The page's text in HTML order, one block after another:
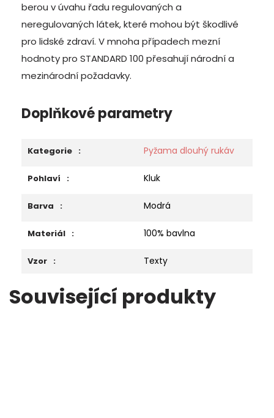
berou v úvahu řadu regulovaných a
neregulovaných látek, které mohou být škodlivé
pro lidské zdraví. V mnoha případech mezní
hodnoty pro STANDARD 100 přesahují národní a
mezinárodní požadavky.
Doplňkové parametry
Kategorie : Pyžama dlouhý rukáv
Pohlaví : Kluk
Barva : Modrá
Materiál : 100% bavlna
Vzor : Texty
Související produkty